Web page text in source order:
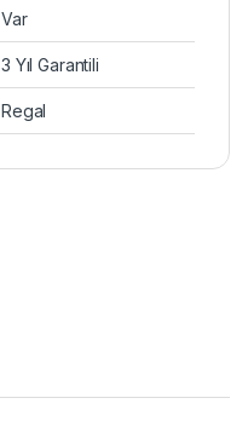
Var
3 Yıl Garantili
Regal